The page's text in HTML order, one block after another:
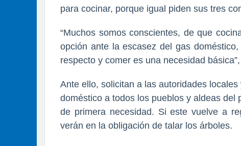
para cocinar, porque igual piden sus tres
“Muchos somos conscientes, de que
opción ante la escasez del gas
respecto y comer es una necesidad
Ante ello, solicitan a las autoridades
doméstico a todos los pueblos y aldeas
de primera necesidad. Si este vuelve a
verán en la obligación de talar los árboles.